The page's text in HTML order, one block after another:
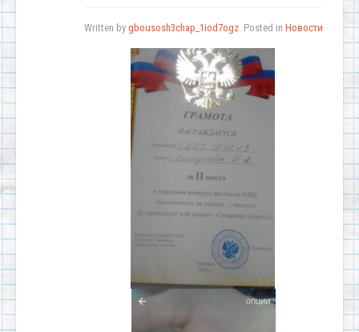
Written by gbousosh3chap_1iod7ogz. Posted in Новости